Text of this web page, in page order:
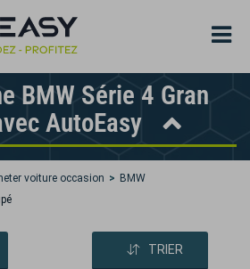
BMW Série 4 Gran
AutoEasy
voiture occasion
BMW
TRIER